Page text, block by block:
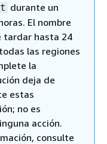
durante un
El nombre
tardar hasta 24
las regiones
la
deja de
estas
no es
acción.
consulte